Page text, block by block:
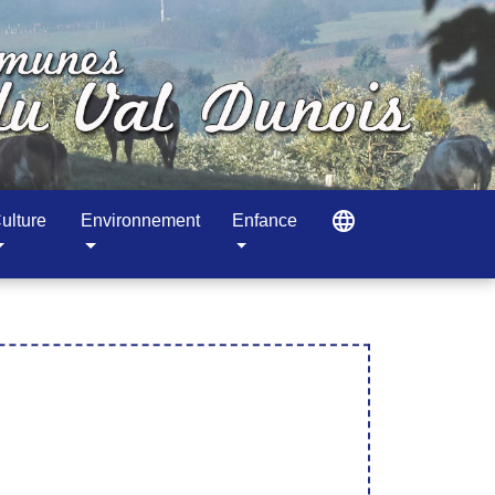
Environnement Enfance language